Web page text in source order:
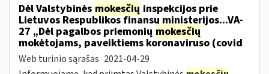
Dėl Valstybinės mokesčių inspekcijos prie
Lietuvos Respublikos finansų ministerijos...VA-
27 „Dėl pagalbos priemonių mokesčių
mokėtojams, paveiktiems koronaviruso (covid
Web turinio sąrašas 2021-04-29